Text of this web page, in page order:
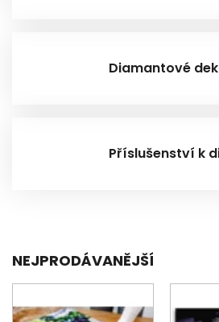
Diamantové
Příslušenství k
NEJPRODÁVANĚJŠÍ